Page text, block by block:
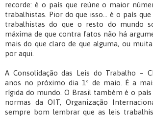
recorde: é o país que reúne o maior
trabalhistas. Pior do que isso... é o país
trabalhistas do que o resto do mundo
máxima de que contra fatos não há
mais do que claro de que alguma, ou
por aqui.
A Consolidação das Leis do Trabalho –
anos no próximo dia 1º de maio. É a
rígida do mundo. O Brasil também é o
normas da OIT, Organização
sempre bom lembrar que as leis